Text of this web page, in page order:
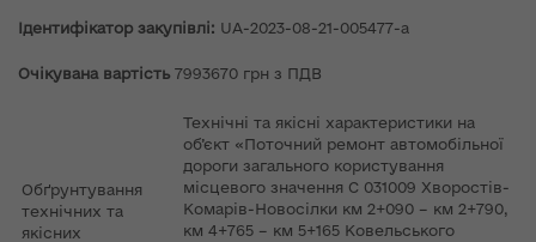
Ідентифікатор закупівлі: UA-2023-08-21-005477-a
Очікувана вартість 7993670 грн з ПДВ
Обґрунтування
технічних та
якісних
Технічні та якісні характеристики на
об’єкт «Поточний ремонт автомобільної
дороги загального користування
місцевого значення С 031009 Хворостів-
Комарів-Новосілки км 2+090 – км 2+790,
км 4+765 – км 5+165 Ковельського